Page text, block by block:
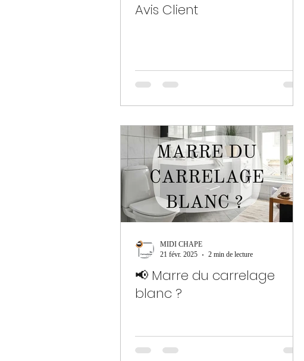
Avis Client
📢 Marre du carrelage
blanc ?
MIDI CHAPE
21 févr. 2025
2 min de lecture